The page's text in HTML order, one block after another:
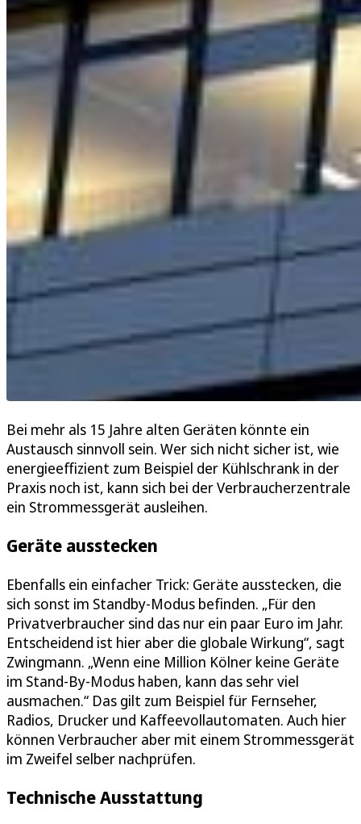
Bei mehr als 15 Jahre alten Geräten könnte ein
Austausch sinnvoll sein. Wer sich nicht sicher ist, wie
energieeffizient zum Beispiel der Kühlschrank in der
Praxis noch ist, kann sich bei der Verbraucherzentrale
ein Strommessgerät ausleihen.
Geräte ausstecken
Ebenfalls ein einfacher Trick: Geräte ausstecken, die
sich sonst im Standby-Modus befinden. „Für den
Privatverbraucher sind das nur ein paar Euro im Jahr.
Entscheidend ist hier aber die globale Wirkung“, sagt
Zwingmann. „Wenn eine Million Kölner keine Geräte
im Stand-By-Modus haben, kann das sehr viel
ausmachen.“ Das gilt zum Beispiel für Fernseher,
Radios, Drucker und Kaffeevollautomaten. Auch hier
können Verbraucher aber mit einem Strommessgerät
im Zweifel selber nachprüfen.
Technische Ausstattung